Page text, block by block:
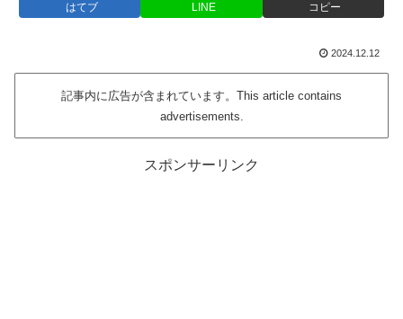
はてブ LINE コピー
2024.12.12
記事内に広告が含まれています。This article contains
advertisements.
スポンサーリンク